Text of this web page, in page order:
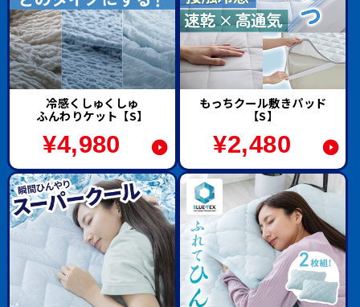
冷感くしゅくしゅ
ふんわりケット【S】
¥4,980
もっちクール敷きパッド
【S】
¥2,480